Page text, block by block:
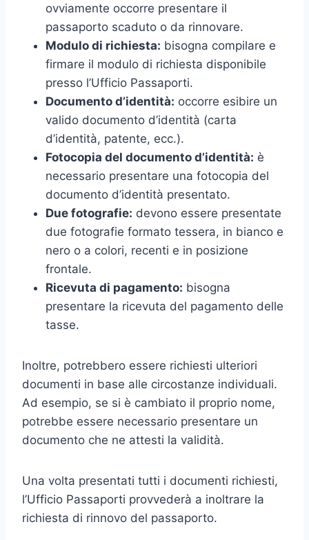
ovviamente occorre presentare il
passaporto scaduto o da rinnovare.
Modulo di richiesta: bisogna compilare e
firmare il modulo di richiesta disponibile
presso l’Ufficio Passaporti.
Documento d’identità: occorre esibire un
valido documento d’identità (carta
d’identità, patente, ecc.).
Fotocopia del documento d’identità: è
necessario presentare una fotocopia del
documento d’identità presentato.
Due fotografie: devono essere presentate
due fotografie formato tessera, in bianco e
nero o a colori, recenti e in posizione
frontale.
Ricevuta di pagamento: bisogna
presentare la ricevuta del pagamento delle
tasse.
Inoltre, potrebbero essere richiesti ulteriori
documenti in base alle circostanze individuali.
Ad esempio, se si è cambiato il proprio nome,
potrebbe essere necessario presentare un
documento che ne attesti la validità.
Una volta presentati tutti i documenti richiesti,
l’Ufficio Passaporti provvederà a inoltrare la
richiesta di rinnovo del passaporto.